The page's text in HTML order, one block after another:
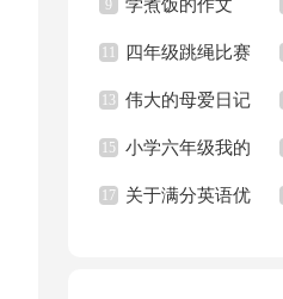
篇
9 学煮饭的作文
11 四年级跳绳比赛
作文合集10篇
13 伟大的母爱日记
15 小学六年级我的
同桌作文
17 关于满分英语优